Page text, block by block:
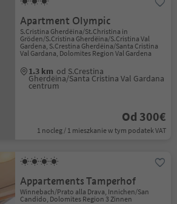
Apartment Olympic
S.Cristina Gherdëina/St.Christina in
Gröden/S.Cristina Gherdëina/S.Cristina Val
Gardena, S.Crestina Gherdëina/Santa Cristina
Val Gardana, Dolomites Region Val Gardena
1.3 km od S.Crestina
Gherdëina/Santa Cristina Val Gardana
centrum
Od 300€
1 nocleg / 1 mieszkanie w tym podatek VAT
Appartements Tamperhof
Winnebach/Prato alla Drava, Innichen/San
Candido, Dolomites Region 3 Zinnen